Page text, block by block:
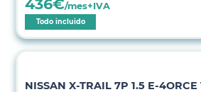
436€/mes+IVA
Todo incluido
NISSAN X-TRAIL 7P 1.5 E-